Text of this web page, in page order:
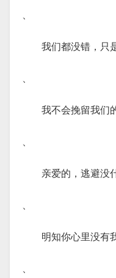
、
我们都没错，只
、
我不会挽留我们
、
亲爱的，逃避没
、
明知你心里没有
、